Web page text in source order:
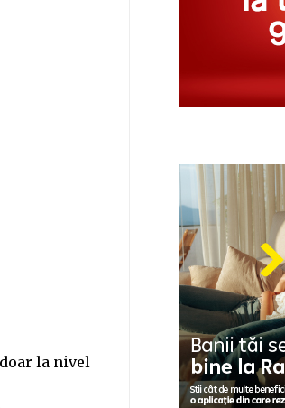
la nivel